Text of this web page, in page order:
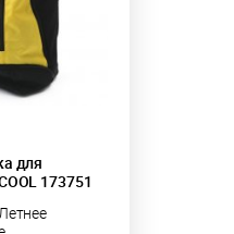
для
173751